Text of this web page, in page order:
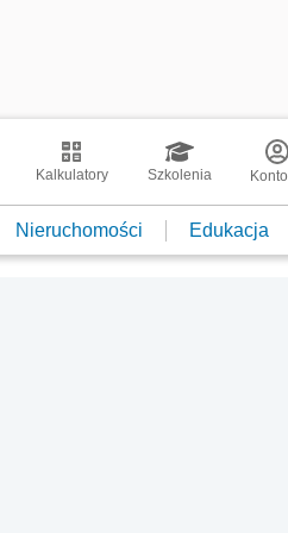
Kalkulatory Szkolenia Konto
Nieruchomości Edukacja